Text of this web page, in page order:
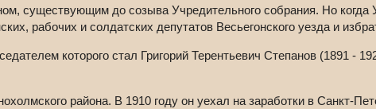
существующим до созыва Учредительного собрания. Но
рабочих и солдатских депутатов Весьегонского уезда и
которого стал Григорий Терентьевич Степанов (1891 -
района. В 1910 году он уехал на заработки в Санкт-